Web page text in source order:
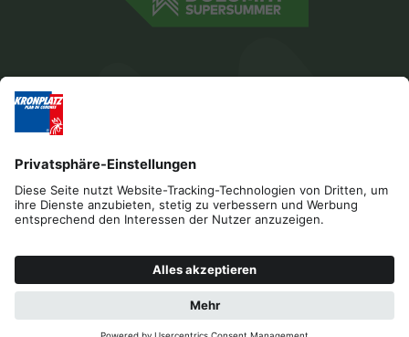
Impressum Datenschutz
Barrierefreiheitserklärung